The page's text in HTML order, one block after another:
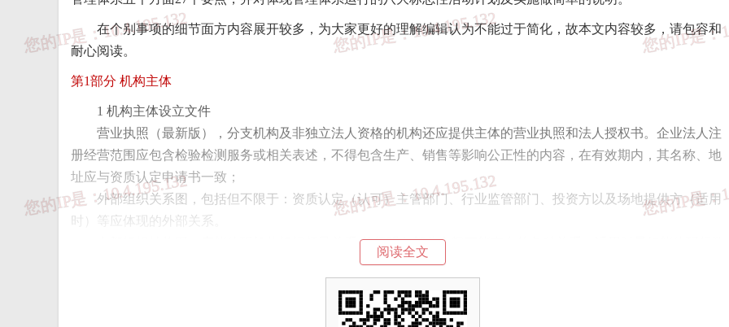
在个别事项的细节面方内容展开较多，为大家更好的理解编辑认为不能过于简化，故本文内容较多，请包容和
耐心阅读。
第1部分 机构主体
1 机构主体设立文件
营业执照（最新版），分支机构及非独立法人资格的机构还应提供主体的营业执照和法人授权书。企业法人注
册经营范围应包含检验检测服务或相关表述，不得包含生产、销售等影响公正性的内容，在有效期内，其名称、地
址应与资质认定申请书一致；
外部组织关系图，包括但不限于：资质认定（认可）主管部门、行业监管部门、投资方以及场地提供方（适用
时）等应体现的外部关系。
内部组织结构图，应能体现机构组织领导关系,并标明各部分之间可能存在的各种关系，适用时最好能体现行政
阅读全文